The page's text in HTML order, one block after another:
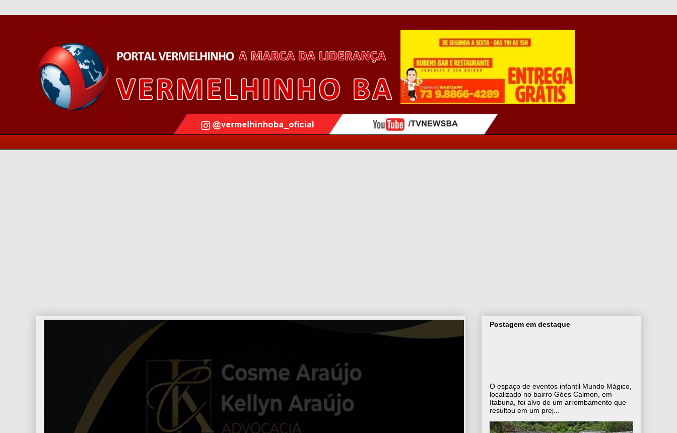
Postagem em destaque
O espaço de eventos infantil Mundo Mágico,
localizado no bairro Góes Calmon, em
Itabuna, foi alvo de um arrombamento que
resultou em um prej...